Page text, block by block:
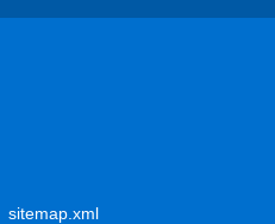
sitemap.xml